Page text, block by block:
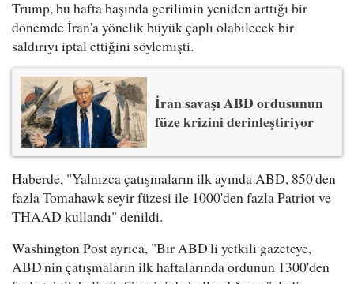
Trump, bu hafta başında gerilimin yeniden arttığı bir
dönemde İran'a yönelik büyük çaplı olabilecek bir
saldırıyı iptal ettiğini söylemişti.
İran savaşı ABD ordusunun
füze krizini derinleştiriyor
Haberde, "Yalnızca çatışmaların ilk ayında ABD, 850'den
fazla Tomahawk seyir füzesi ile 1000'den fazla Patriot ve
THAAD kullandı" denildi.
Washington Post ayrıca, "Bir ABD'li yetkili gazeteye,
ABD'nin çatışmaların ilk haftalarında ordunun 1300'den